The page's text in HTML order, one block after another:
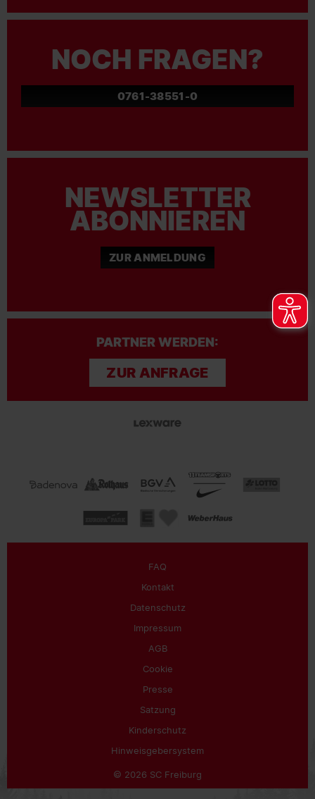
NOCH FRAGEN?
0761-38551-0
NEWSLETTER
ABONNIEREN
ZUR ANMELDUNG
PARTNER WERDEN:
ZUR ANFRAGE
FAQ
Kontakt
Datenschutz
Impressum
AGB
Cookie
Presse
Satzung
Kinderschutz
Hinweisgebersystem
© 2026 SC Freiburg